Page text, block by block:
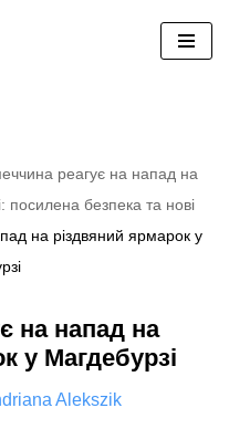
реагує на напад на
посилена безпека та нові
на різдвяний ярмарок у
на напад на
у Магдебурзі
Alekszik